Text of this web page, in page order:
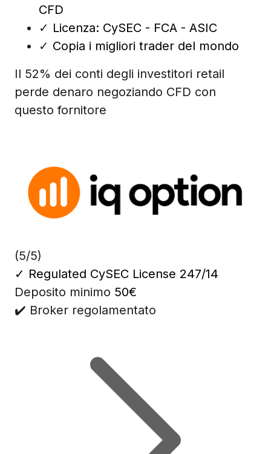
CFD
✓ Licenza: CySEC - FCA - ASIC
✓ Copia i migliori trader del mondo
Il 52% dei conti degli investitori retail
perde denaro negoziando CFD con
questo fornitore
(5/5)
✓ Regulated CySEC License 247/14
Deposito minimo 50€
✔️ Broker regolamentato